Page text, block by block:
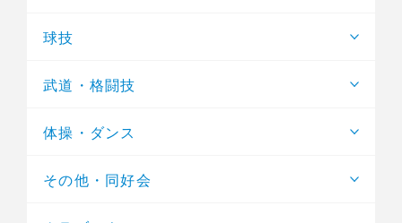
球技
武道・格闘技
体操・ダンス
その他・同好会